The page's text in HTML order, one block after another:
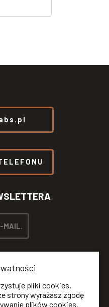
oraz
informacji
od
pliki cookies.
strony wyrażasz zgodę
plików cookies.